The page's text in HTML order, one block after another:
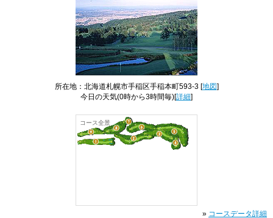
所在地：北海道札幌市手稲区手稲本町593-3 [地図]
今日の天気(0時から3時間毎)[詳細]
コース全景
» コースデータ詳細